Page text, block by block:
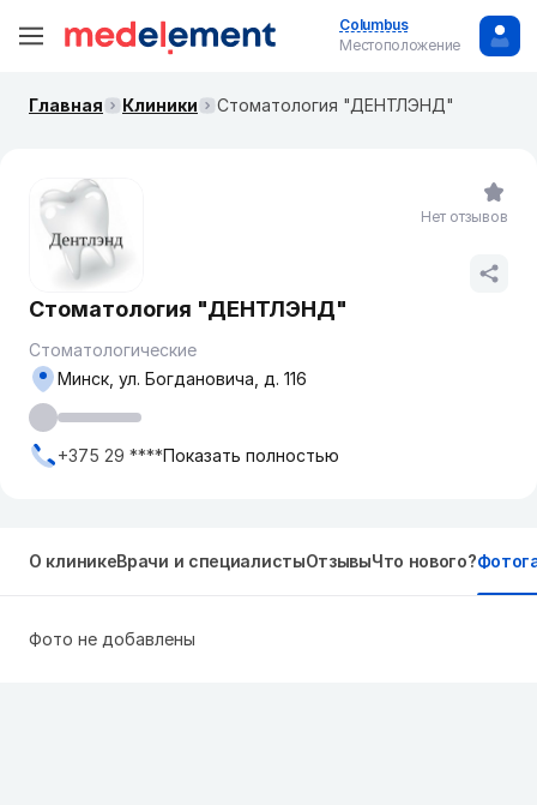
Columbus
Местоположение
Главная Клиники Стоматология "ДЕНТЛЭНД"
Стоматология "ДЕНТЛЭНД"
Стоматологические
Минск, ул. Богдановича, д. 116
+375 29 ****Показать полностью
Нет отзывов
О клиникеВрачи и специалистыОтзывыЧто нового?
Фото не добавлены